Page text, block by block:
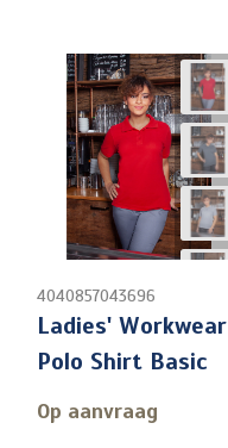
4040857043696
Ladies' Workwear
Polo Shirt Basic
Op aanvraag